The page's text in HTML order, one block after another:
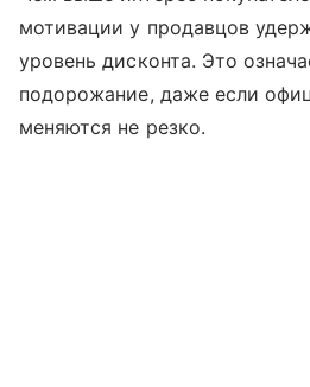
мотивации у продавцов
уровень дисконта. Это
подорожание, даже если
меняются не резко.